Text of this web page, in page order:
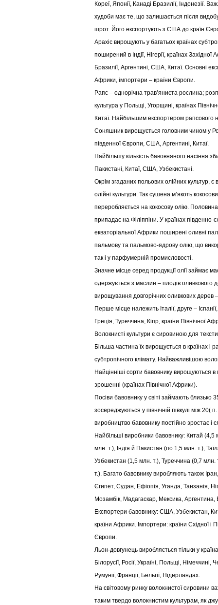
Кореї, Японії, Канаді Бразилії, Індонезії.
худоби має те, що залишається після
шрот. Його експортують з США до країн
Арахіс вирощують у багатьох країнах
поширений в Індії, Нігерії, країнах Західної
Бразилії, Аргентині, США, Китаї. Основні
Африки, імпортери – країни Європи.
Рапс – однорічна трав’яниста рослина;
культура у Польщі, Угорщині, країнах
Китаї. Найбільшим експортером рапсового
Соняшник вирощується головним чином у
південної Європи, США, Аргентині, Китаї.
Найбільшу кількість бавовняного насіння
Пакистані, Китаї, США, Узбекистані.
Окрім згаданих польових олійних культур, є
олійні культури. Так сушена м’якоть
переробляється на кокосову олію.
припадає на Філіппіни. У країнах південно-
екваторіальної Африки поширені оливні
пальмову та пальмово-ядрову олію, що
так і у парфумерній промисловості.
Значне місце серед продукції олії займає
одержується з маслин – плодів оливкового
вирощування довгорічних оливкових дерев
Перше місце належить Італії, друге –
Греція, Туреччина, Кіпр, країни Північної
Волокнисті культури є сировиною для
Більша частина їх вирощується в країнах і
субтропічного клімату. Найважливішою
Найцінніші сорти бавовнику вирощуються
зрошенні (країнах Північної Африки).
Посіви бавовнику у світі займають близько
зосереджуються у північній півкулі між 20(
виробництво бавовнику постійно зростає і
Найбільші виробники бавовнику: Китай
млн. т.), Індія й Пакистан (по 1,5 млн. т.),
Узбекистан (1,5 млн. т.), Туреччина (0,7 млн.
т.). Багато бавовнику виробляють також
Єгипет, Судан, Ефіопія, Уганда, Танзанія,
Мозамбік, Мадагаскар, Мексика,
Експортери бавовнику: США, Узбекистан,
країни Африки. Імпортери: країни Східної і
Європи.
Льон-довгунець виробляється тільки у
Білорусії, Росії, Україні, Польщі, Німеччині,
Румунії, Франції, Бельгії, Нідерландах.
На світовому ринку волокнистої сировини
таким твердо волокнистим культурам, як